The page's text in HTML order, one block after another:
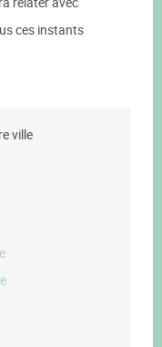
ces instants
ville